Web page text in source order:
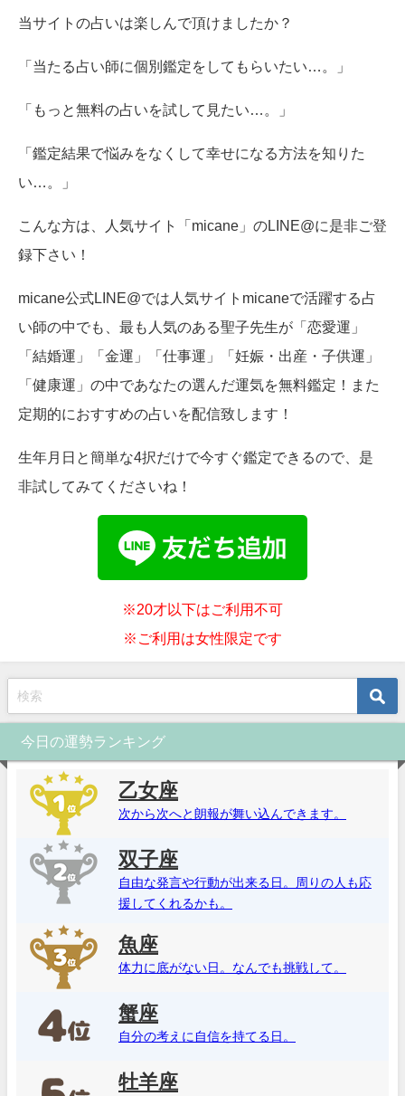
当サイトの占いは楽しんで頂けましたか？
「当たる占い師に個別鑑定をしてもらいたい…。」
「もっと無料の占いを試して見たい…。」
「鑑定結果で悩みをなくして幸せになる方法を知りた
い…。」
こんな方は、人気サイト「micane」のLINE@に是非ご登
録下さい！
micane公式LINE@では人気サイトmicaneで活躍する占
い師の中でも、最も人気のある聖子先生が「恋愛運」
「結婚運」「金運」「仕事運」「妊娠・出産・子供運」
「健康運」の中であなたの選んだ運気を無料鑑定！また
定期的におすすめの占いを配信致します！
生年月日と簡単な4択だけで今すぐ鑑定できるので、是
非試してみてくださいね！
※20才以下はご利用不可
※ご利用は女性限定です
今日の運勢ランキング
乙女座
次から次へと朗報が舞い込んできます。
双子座
自由な発言や行動が出来る日。周りの人も応
援してくれるかも。
魚座
体力に底がない日。なんでも挑戦して。
蟹座
自分の考えに自信を持てる日。
牡羊座